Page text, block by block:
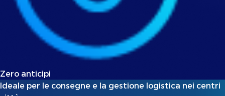
Zero anticipi
Ideale per le consegne e la gestione logistica nei centri